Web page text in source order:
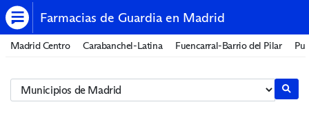
Farmacias de Guardia en Madrid
Madrid Centro Carabanchel-Latina Fuencarral-Barrio del Pilar